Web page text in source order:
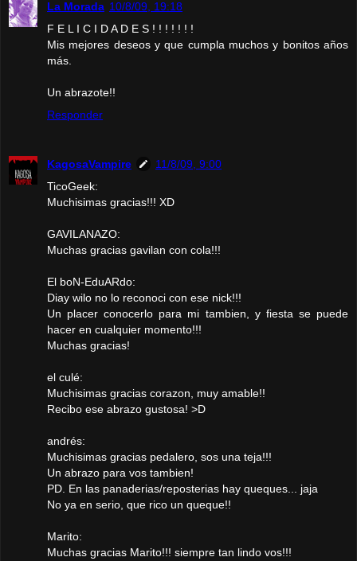
La Morada 10/8/09, 19:18
F E L I C I D A D E S ! ! ! ! ! ! !
Mis mejores deseos y que cumpla muchos y bonitos años
más.
Un abrazote!!
Responder
KagosaVampire
11/8/09, 9:00
TicoGeek:
Muchisimas gracias!!! XD
GAVILANAZO:
Muchas gracias gavilan con cola!!!
El boN-EduARdo:
Diay wilo no lo reconoci con ese nick!!!
Un placer conocerlo para mi tambien, y fiesta se puede
hacer en cualquier momento!!!
Muchas gracias!
el culé:
Muchisimas gracias corazon, muy amable!!
Recibo ese abrazo gustosa! >D
andrés:
Muchisimas gracias pedalero, sos una teja!!!
Un abrazo para vos tambien!
PD. En las panaderias/reposterias hay queques... jaja
No ya en serio, que rico un queque!!
Marito:
Muchas gracias Marito!!! siempre tan lindo vos!!!